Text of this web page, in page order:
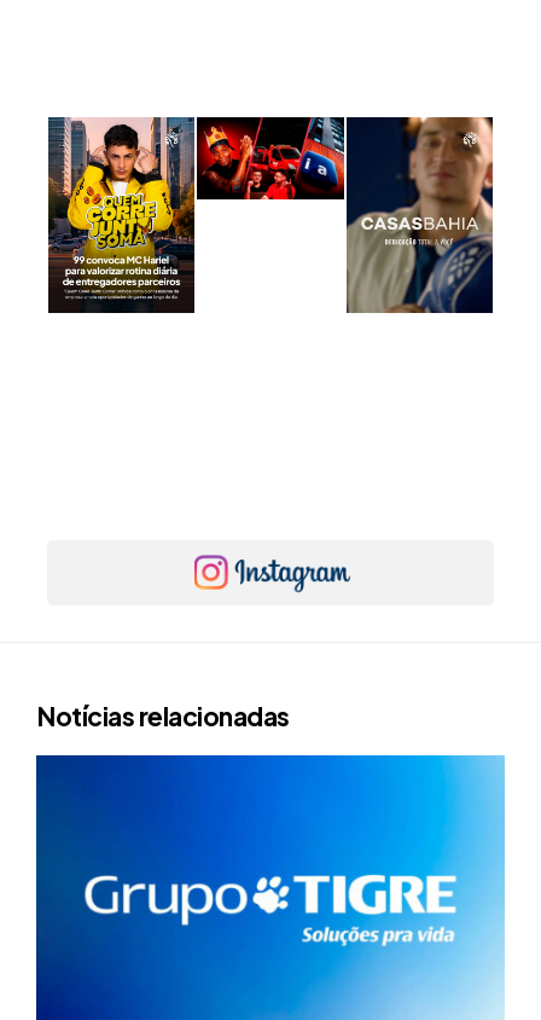
Notícias relacionadas